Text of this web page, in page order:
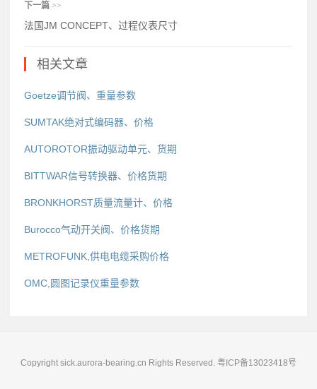
下一篇 >>
法国JM CONCEPT、过程仪表尺寸
相关文章
Goetze调节阀、重量参数
SUMTAK绝对式编码器、价格
AUTOROTOR振动驱动单元、货期
BITTWAR信号转换器、价格货期
BRONKHORST质量流量计、价格
Burocco气动开关阀、价格货期
METROFUNK,供电电缆采购价格
OMC,圆图记录仪重量参数
Copyright sick.aurora-bearing.cn Rights Reserved. 粤ICP备13023418号